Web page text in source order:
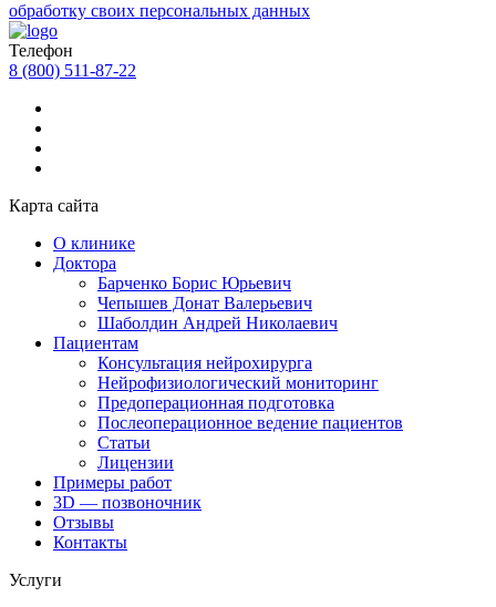
обработку своих персональных данных
Телефон
8 (800) 511-87-22
Карта сайта
О клинике
Доктора
Барченко Борис Юрьевич
Чепышев Донат Валерьевич
Шаболдин Андрей Николаевич
Пациентам
Консультация нейрохирурга
Нейрофизиологический мониторинг
Предоперационная подготовка
Послеоперационное ведение пациентов
Статьи
Лицензии
Примеры работ
3D — позвоночник
Отзывы
Контакты
Услуги